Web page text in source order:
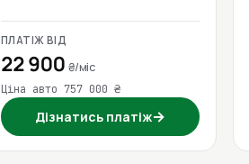
ПЛАТІЖ ВІД
22 900 ₴/міс
Ціна авто 757 000 ₴
Дізнатись платіж→